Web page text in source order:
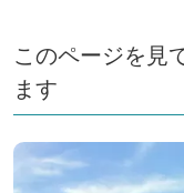
このページを見
ます